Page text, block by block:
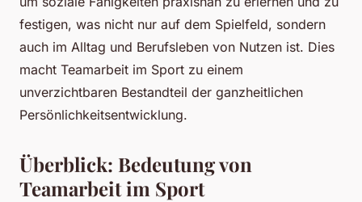
festigen, was nicht nur auf dem Spielfeld, sondern
auch im Alltag und Berufsleben von Nutzen ist. Dies
macht Teamarbeit im Sport zu einem
unverzichtbaren Bestandteil der ganzheitlichen
Persönlichkeitsentwicklung.
Überblick: Bedeutung von
Teamarbeit im Sport